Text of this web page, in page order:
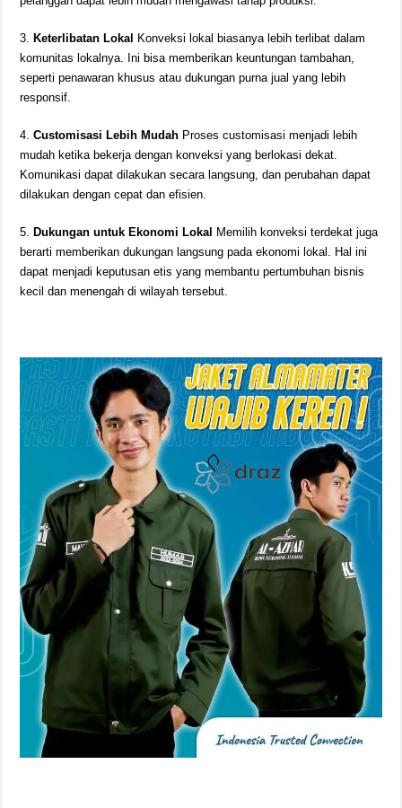
3. Keterlibatan Lokal Konveksi lokal biasanya lebih terlibat dalam
komunitas lokalnya. Ini bisa memberikan keuntungan tambahan,
seperti penawaran khusus atau dukungan purna jual yang lebih
responsif.
4.Customisasi Lebih Mudah Proses customisasi menjadi lebih
mudah ketika bekerja dengan konveksi yang berlokasi dekat.
Komunikasi dapat dilakukan secara langsung, dan perubahan dapat
dilakukan dengan cepat dan efisien.
5. Dukungan untuk Ekonomi Lokal Memilih konveksi terdekat juga
berarti memberikan dukungan langsung pada ekonomi lokal. Hal ini
dapat menjadi keputusan etis yang membantu pertumbuhan bisnis
kecil dan menengah di wilayah tersebut.